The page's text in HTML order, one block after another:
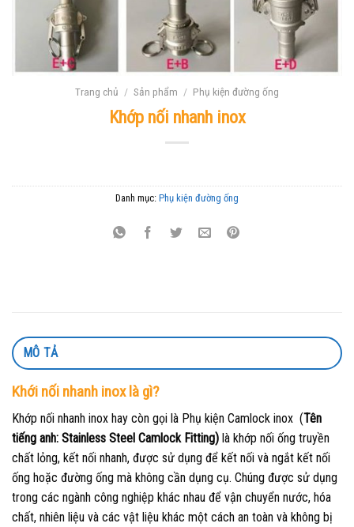
Trang chủ / Sản phẩm / Phụ kiện đường ống
Khớp nối nhanh inox
Danh mục: Phụ kiện đường ống
MÔ TẢ
Khới nối nhanh inox là gì?
Khớp nối nhanh inox hay còn gọi là Phụ kiện Camlock inox (Tên
tiếng anh: Stainless Steel Camlock Fitting) là khớp nối ống truyền
chất lỏng, kết nối nhanh, được sử dụng để kết nối và ngắt kết nối
ống hoặc đường ống mà không cần dụng cụ. Chúng được sử dụng
trong các ngành công nghiệp khác nhau để vận chuyển nước, hóa
chất, nhiên liệu và các vật liệu khác một cách an toàn và không bị